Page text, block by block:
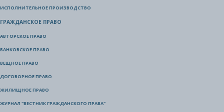
ИСПОЛНИТЕЛЬНОЕ ПРОИЗВОДСТВО
ГРАЖДАНСКОЕ ПРАВО
АВТОРСКОЕ ПРАВО
БАНКОВСКОЕ ПРАВО
ВЕЩНОЕ ПРАВО
ДОГОВОРНОЕ ПРАВО
ЖИЛИЩНОЕ ПРАВО
ЖУРНАЛ "ВЕСТНИК ГРАЖДАНСКОГО ПРАВА"